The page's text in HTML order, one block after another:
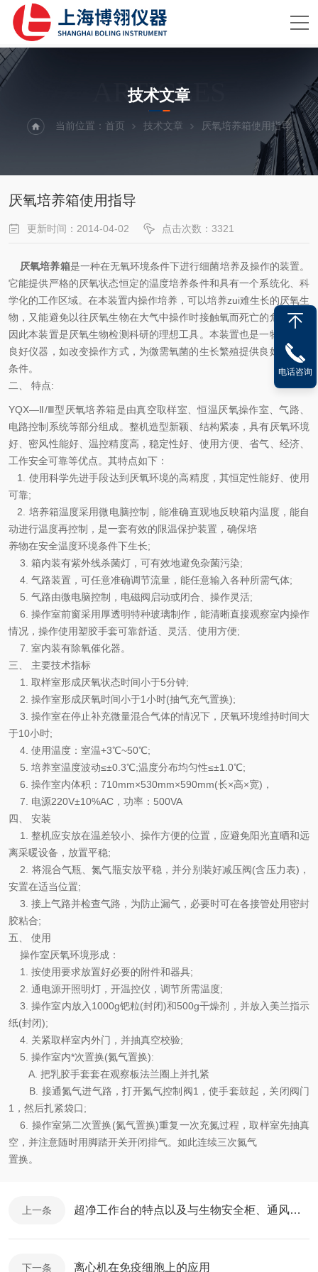
ARTICLES
技术文章
当前位置： 首页 技术文章 厌氧培养箱使用指导
厌氧培养箱使用指导
更新时间：2014-04-02 点击次数：3321
厌氧培养箱是一种在无氧环境条件下进行细菌培养及操作的装置。
它能提供严格的厌氧状态恒定的温度培养条件和具有一个系统化、科
学化的工作区域。在本装置内操作培养，可以培养zui难生长的厌氧生
物，又能避免以往厌氧生物在大气中操作时接触氧而死亡的危险性。
因此本装置是厌氧生物检测科研的理想工具。本装置也是一物多用的
良好仪器，如改变操作方式，为微需氧菌的生长繁殖提供良好的生长
条件。
二、 特点:
YQX—Ⅱ/Ⅲ型厌氧培养箱是由真空取样室、恒温厌氧操作室、气路、
电路控制系统等部分组成。整机造型新颖、结构紧凑，具有厌氧环境
好、密风性能好、温控精度高，稳定性好、使用方便、省气、经济、
工作安全可靠等优点。其特点如下：
1. 使用科学先进手段达到厌氧环境的高精度，其恒定性能好、使用
可靠;
2. 培养箱温度采用微电脑控制，能准确直观地反映箱内温度，能自
动进行温度再控制，是一套有效的限温保护装置，确保培
养物在安全温度环境条件下生长;
3. 箱内装有紫外线杀菌灯，可有效地避免杂菌污染;
4. 气路装置，可任意准确调节流量，能任意输入各种所需气体;
5. 气路由微电脑控制，电磁阀启动或闭合、操作灵活;
6. 操作室前窗采用厚透明特种玻璃制作，能清晰直接观察室内操作
情况，操作使用塑胶手套可靠舒适、灵活、使用方便;
7. 室内装有除氧催化器。
三、 主要技术指标
1. 取样室形成厌氧状态时间小于5分钟;
2. 操作室形成厌氧时间小于1小时(抽气充气置换);
3. 操作室在停止补充微量混合气体的情况下，厌氧环境维持时间大
于10小时;
4. 使用温度：室温+3℃~50℃;
5. 培养室温度波动≤±0.3℃;温度分布均匀性≤±1.0℃;
6. 操作室内体积：710mm×530mm×590mm(长×高×宽)，
7. 电源220V±10%AC，功率：500VA
四、 安装
1. 整机应安放在温差较小、操作方便的位置，应避免阳光直晒和远
离采暖设备，放置平稳;
2. 将混合气瓶、氮气瓶安放平稳，并分别装好减压阀(含压力表)，
安置在适当位置;
3. 接上气路并检查气路，为防止漏气，必要时可在各接管处用密封
胶粘合;
五、 使用
操作室厌氧环境形成：
1. 按使用要求放置好必要的附件和器具;
2. 通电源开照明灯，开温控仪，调节所需温度;
3. 操作室内放入1000g钯粒(封闭)和500g干燥剂，并放入美兰指示
纸(封闭);
4. 关紧取样室内外门，并抽真空校验;
5. 操作室内*次置换(氮气置换):
A. 把乳胶手套套在观察板法兰圈上并扎紧
B. 接通氮气进气路，打开氮气控制阀1，使手套鼓起，关闭阀门
1，然后扎紧袋口;
6. 操作室第二次置换(氮气置换)重复一次充氮过程，取样室先抽真
空，并注意随时用脚踏开关开闭排气。如此连续三次氮气
置换。
上一条 超净工作台的特点以及与生物安全柜、通风橱的区别
下一条 离心机在免疫细胞上的应用
电话咨询